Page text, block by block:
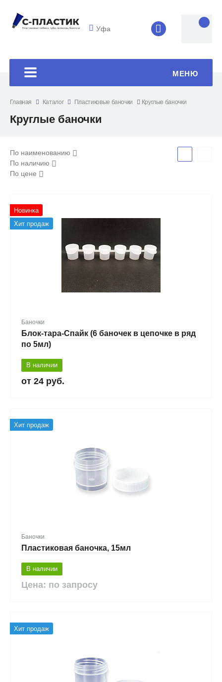
Уфа 8 (4852) 33-
МЕНЮ
Главная Каталог Пластиковые баночки Круглые баночки
Круглые баночки
По наименованию
По наличию
По цене
Новинка
Хит продаж
Баночки
Блок-тара-Спайк (6 баночек в цепочке в ряд
по 5мл)
В наличии
24 руб.
Хит продаж
Баночки
Пластиковая баночка, 15мл
В наличии
Цена: по запросу
Хит продаж